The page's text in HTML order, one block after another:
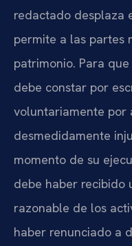
redactado desplaza
permite a las partes
patrimonio. Para
debe constar por
voluntariamente por
desmedidamente
momento de su
debe haber recibido
razonable de los
haber renunciado a